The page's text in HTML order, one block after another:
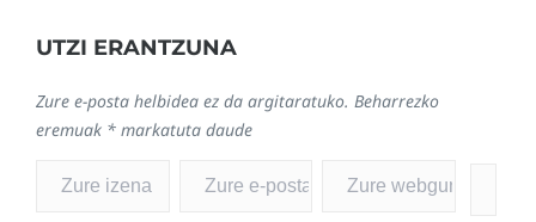
UTZI ERANTZUNA
Zure e-posta helbidea ez da argitaratuko. Beharrezko
eremuak * markatuta daude